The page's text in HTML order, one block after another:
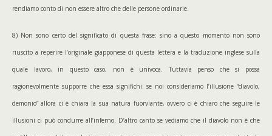
rendiamo conto di non essere altro che delle persone ordinarie.
8) Non sono certo del significato di questa frase: sino a questo momento non sono
riuscito a reperire l’originale giapponese di questa lettera e la traduzione inglese sulla
quale lavoro, in questo caso, non è univoca. Tuttavia penso che si possa
ragionevolmente supporre che essa significhi: se noi consideriamo l’illusione “diavolo,
demonio” allora ci è chiara la sua natura fuorviante, ovvero ci è chiaro che seguire le
illusioni ci può condurre all’inferno. D’altro canto se vediamo che il diavolo non è che